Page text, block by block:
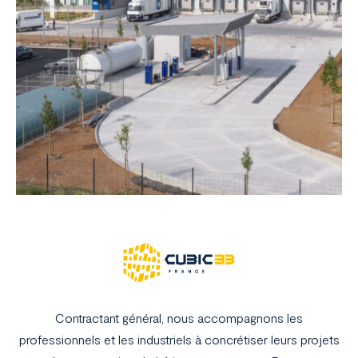
Contractant général, nous accompagnons les
professionnels et les industriels à concrétiser leurs projets